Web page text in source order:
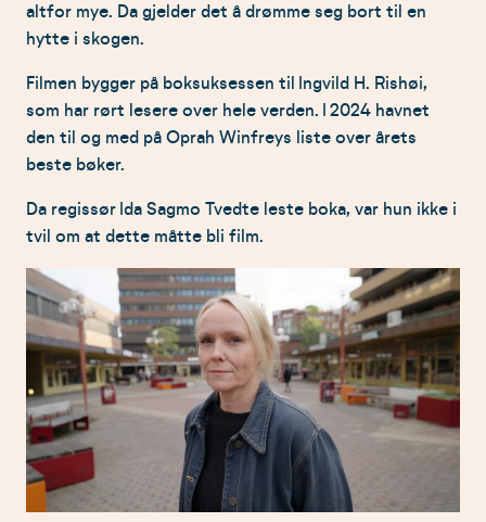
altfor mye. Da gjelder det å drømme seg bort til en
hytte i skogen.
Filmen bygger på boksuksessen til Ingvild H. Rishøi,
som har rørt lesere over hele verden. I 2024 havnet
den til og med på Oprah Winfreys liste over årets
beste bøker.
Da regissør Ida Sagmo Tvedte leste boka, var hun ikke i
tvil om at dette måtte bli film.